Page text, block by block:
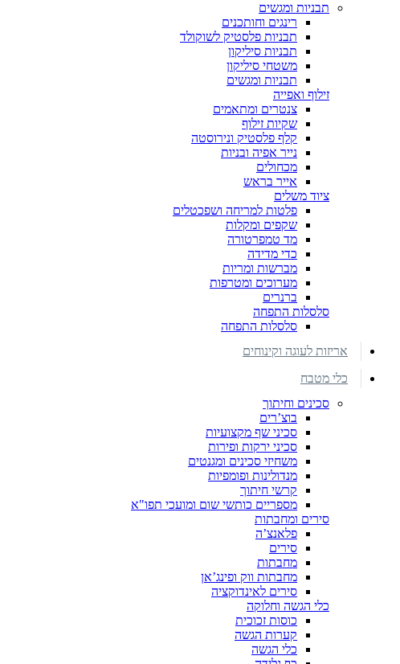
תבניות ומגשים
רינגים וחותכנים
תבניות פלסטיק לשוקולד
תבניות סיליקון
משטחי סיליקון
תבניות ומגשים
זילוף ואפייה
צנטרים ומתאמים
שקיות זילוף
קלף פלסטיק ונירוסטה
נייר אפיה ובניות
מכחולים
אייר בראש
ציוד משלים
פלטות למריחה ושפכטלים
שקפים ומקלות
מד טמפרטורה
כדי מדידה
מברשות ומריות
מערוכים ומטרפות
ברנרים
סלסלות התפחה
סלסלות התפחה
אריזות לעוגה וקינוחים
כלי מטבח
סכינים וחיתוך
בוצ’רים
סכיני שף מקצועיות
סכיני ירקות ופירות
משחיזי סכינים ומגנטים
מנדולינות ופומפיות
קרשי חיתוך
מספריים כותשי שום ומועכי תפו"א
סירים ומחבתות
פלאנצ’ה
סירים
מחבתות
מחבתות ווק ופינג’אן
סירים לאינדוקציה
כלי הגשה וחלוקה
כוסות זכוכית
קערות הגשה
כלי הגשה